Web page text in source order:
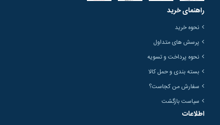
راهنمای خرید
نحوه خرید
پرسش های متداول
نحوه پرداخت و تسویه
بسته بندی و حمل کالا
سفارش من کجاست؟
سیاست بازگشت
اطلاعات